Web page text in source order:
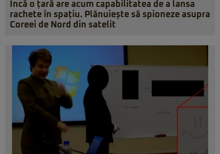
Încă o țară are acum capabilitatea de a lansa
rachete în spațiu. Plănuiește să spioneze asupra
Coreei de Nord din satelit